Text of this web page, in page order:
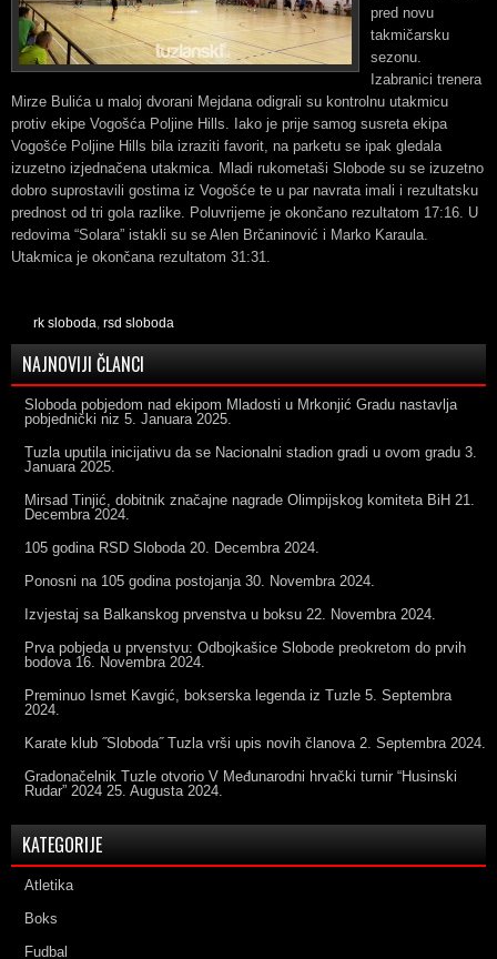
pred novu
takmičarsku
sezonu.
Izabranici trenera
Mirze Bulića u maloj dvorani Mejdana odigrali su kontrolnu utakmicu
protiv ekipe Vogošća Poljine Hills. Iako je prije samog susreta ekipa
Vogošće Poljine Hills bila izraziti favorit, na parketu se ipak gledala
izuzetno izjednačena utakmica. Mladi rukometaši Slobode su se izuzetno
dobro suprostavili gostima iz Vogošće te u par navrata imali i rezultatsku
prednost od tri gola razlike. Poluvrijeme je okončano rezultatom 17:16. U
redovima “Solara” istakli su se Alen Brčaninović i Marko Karaula.
Utakmica je okončana rezultatom 31:31.
rk sloboda rsd sloboda
NAJNOVIJI ČLANCI
Sloboda pobjedom nad ekipom Mladosti u Mrkonjić Gradu nastavlja
pobjednički niz 5. Januara 2025.
Tuzla uputila inicijativu da se Nacionalni stadion gradi u ovom gradu 3.
Januara 2025.
Mirsad Tinjić, dobitnik značajne nagrade Olimpijskog komiteta BiH 21.
Decembra 2024.
105 godina RSD Sloboda 20. Decembra 2024.
Ponosni na 105 godina postojanja 30. Novembra 2024.
Izvjestaj sa Balkanskog prvenstva u boksu 22. Novembra 2024.
Prva pobjeda u prvenstvu: Odbojkašice Slobode preokretom do prvih
bodova 16. Novembra 2024.
Preminuo Ismet Kavgić, bokserska legenda iz Tuzle 5. Septembra
2024.
Karate klub ˝Sloboda˝ Tuzla vrši upis novih članova 2. Septembra 2024.
Gradonačelnik Tuzle otvorio V Međunarodni hrvački turnir “Husinski
Rudar” 2024 25. Augusta 2024.
KATEGORIJE
Atletika
Boks
Fudbal